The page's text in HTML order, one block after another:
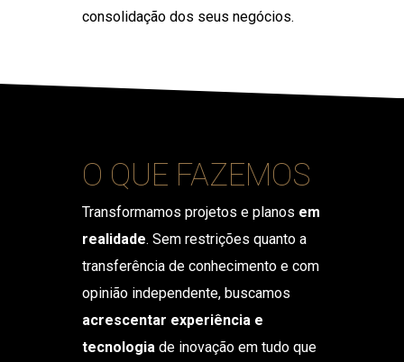
consolidação dos seus negócios.
O QUE FAZEMOS
Transformamos projetos e planos em
realidade. Sem restrições quanto a
transferência de conhecimento e com
opinião independente, buscamos
acrescentar experiência e
tecnologiade inovação em tudo que